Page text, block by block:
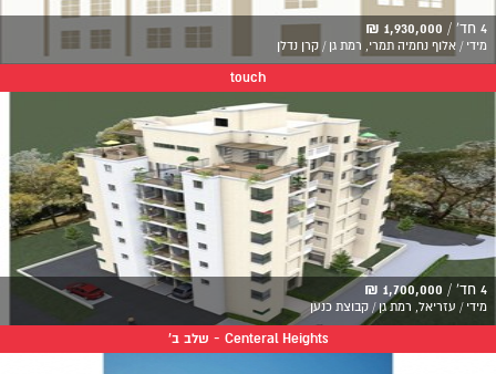
4 חד' / 1,930,000 ₪
מידי / אלוף נחמיה תמרי, רמת גן / קרן נדלן
touch
4 חד' / 1,700,000 ₪
מידי / עזריאל, רמת גן / קבוצת כנען
Centeral Heights - שלב ב'